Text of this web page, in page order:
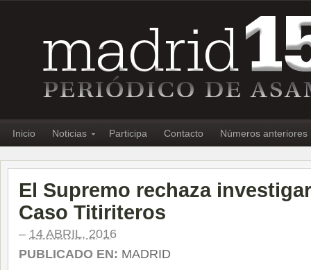
Inicio Noticias Participa Contacto Números anteriores
El Supremo rechaza
Caso Titiriteros
– 14 ABRIL, 2016
PUBLICADO EN: MADRID